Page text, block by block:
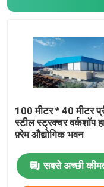
फिल्म से ढका
100 मीटर * 40 मीटर
स्टील स्ट्रक्चर वर्कशॉप
फ़्रेम औद्योगिक भवन
सबसे अच्छी